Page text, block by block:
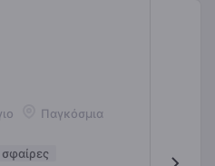
Παγκόσμια